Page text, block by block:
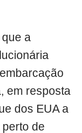
a
em resposta
dos EUA a
de